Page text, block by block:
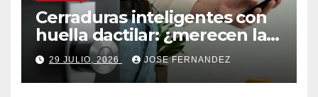
Cerraduras inteligentes con
huella dactilar: ¿merecen la
pena?
29 JULIO, 2026 JOSE FERNANDEZ